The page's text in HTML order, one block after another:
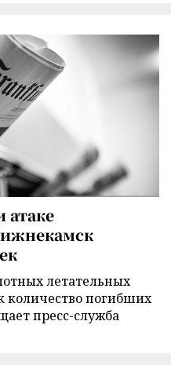
летательных
количество погибших
пресс-служба